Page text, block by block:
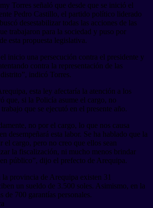
Torres señaló que desde que se inició el
Pedro Castillo, el partido político liderado
desestabilizar todas las acciones de las
trabajaron para la sociedad y puso por
esta propuesta legislativa.
inicio una persecución contra el presidente y
contra la representación de las
indicó Torres.
esta ley afectaría la atención a los
que, si la Policía asume el cargo, no
que se ejecutó en el presente año.
no por el cargo, lo que nos causa
desempeñará esta labor. Se ha hablado que la
el cargo, pero no creo que ellos sean
la fiscalización, ni mucho menos brindar
público”, dijo el prefecto de Arequipa.
la provincia de Arequipa existen 31
un sueldo de 3.500 soles. Asimismo, en la
de 700 garantías personales.